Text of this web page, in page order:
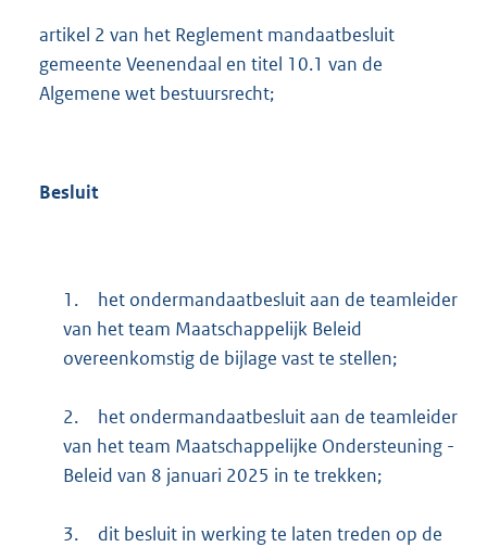
artikel 2 van het Reglement mandaatbesluit
gemeente Veenendaal en titel 10.1 van de
Algemene wet bestuursrecht;
Besluit
1.
het ondermandaatbesluit aan de teamleider
van het team Maatschappelijk Beleid
overeenkomstig de bijlage vast te stellen;
2.
het ondermandaatbesluit aan de teamleider
van het team Maatschappelijke Ondersteuning -
Beleid van 8 januari 2025 in te trekken;
3.
dit besluit in werking te laten treden op de